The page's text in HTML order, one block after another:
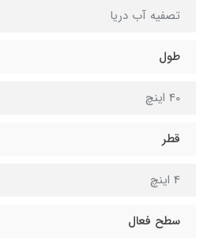
تصفیه آب دریا
طول
40 اینچ
قطر
4 اینچ
سطح فعال